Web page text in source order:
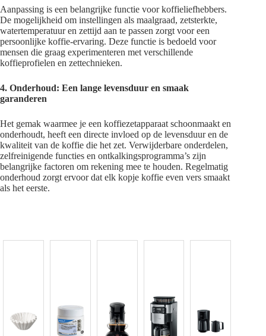
Aanpassing is een belangrijke functie voor koffieliefhebbers.
De mogelijkheid om instellingen als maalgraad, zetsterkte,
watertemperatuur en zettijd aan te passen zorgt voor een
persoonlijke koffie-ervaring. Deze functie is bedoeld voor
mensen die graag experimenteren met verschillende
koffieprofielen en zettechnieken.
4. Onderhoud: Een lange levensduur en smaak
garanderen
Het gemak waarmee je een koffiezetapparaat schoonmaakt en
onderhoudt, heeft een directe invloed op de levensduur en de
kwaliteit van de koffie die het zet. Verwijderbare onderdelen,
zelfreinigende functies en ontkalkingsprogramma’s zijn
belangrijke factoren om rekening mee te houden. Regelmatig
onderhoud zorgt ervoor dat elk kopje koffie even vers smaakt
als het eerste.